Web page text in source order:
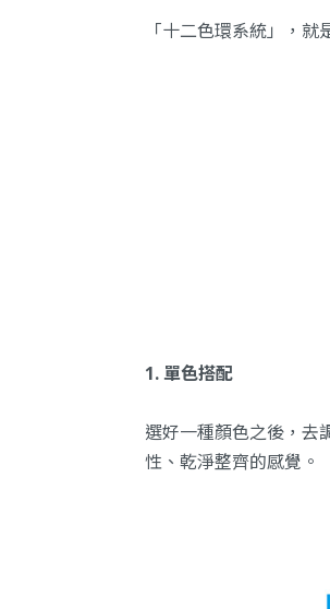
「十二色環系統」，
1. 單色搭配
選好一種顏色之後，去
性、乾淨整齊的感覺。